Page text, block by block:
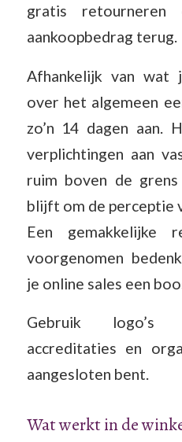
gratis
aankoopbedrag terug.
Afhankelijk van wat
over het algemeen
zo’n 14 dagen aan.
verplichtingen aan
ruim boven de
blijft om de perceptie
Een gemakkelijke
voorgenomen
je online sales een
Gebruik logo’s
accreditaties en
aangesloten bent.
Wat werkt in de